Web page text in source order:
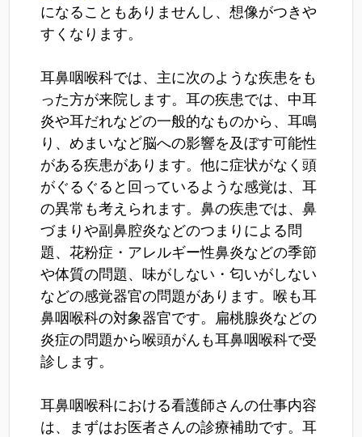
になることもありませんし、想像がつきや
すくなります。
耳鼻咽喉科では、主に次のような疾患をも
った方が来院します。耳の疾患では、中耳
炎や耳だれなどの一般的なものから、耳鳴
り、めまいなど脳への影響を及ぼす可能性
がある疾患があります。他に症状がなく頭
がぐるぐると回っているような感覚は、耳
の異常も考えられます。鼻の疾患では、鼻
づまりや副鼻腔炎などのつまりによる問
題、花粉症・アレルギー性鼻炎などの季節
や体質の問題、味がしない・匂いがしない
などの感覚器官の問題があります。喉も耳
鼻咽喉科の対象器官です。扁桃腺炎などの
炎症の問題から喉頭がんも耳鼻咽喉科で受
診します。
耳鼻咽喉科における看護師さんの仕事内容
は、まずはお医者さんの診療補助です。耳